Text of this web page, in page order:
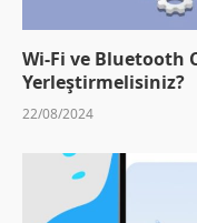
Wi-Fi ve Bluetooth
Yerleştirmelisiniz?
22/08/2024